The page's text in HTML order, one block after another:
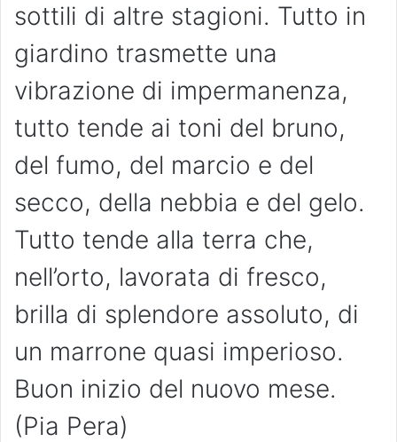
sottili di altre stagioni. Tutto in
giardino trasmette una
vibrazione di impermanenza,
tutto tende ai toni del bruno,
del fumo, del marcio e del
secco, della nebbia e del gelo.
Tutto tende alla terra che,
nell’orto, lavorata di fresco,
brilla di splendore assoluto, di
un marrone quasi imperioso.
Buon inizio del nuovo mese.
(Pia Pera)